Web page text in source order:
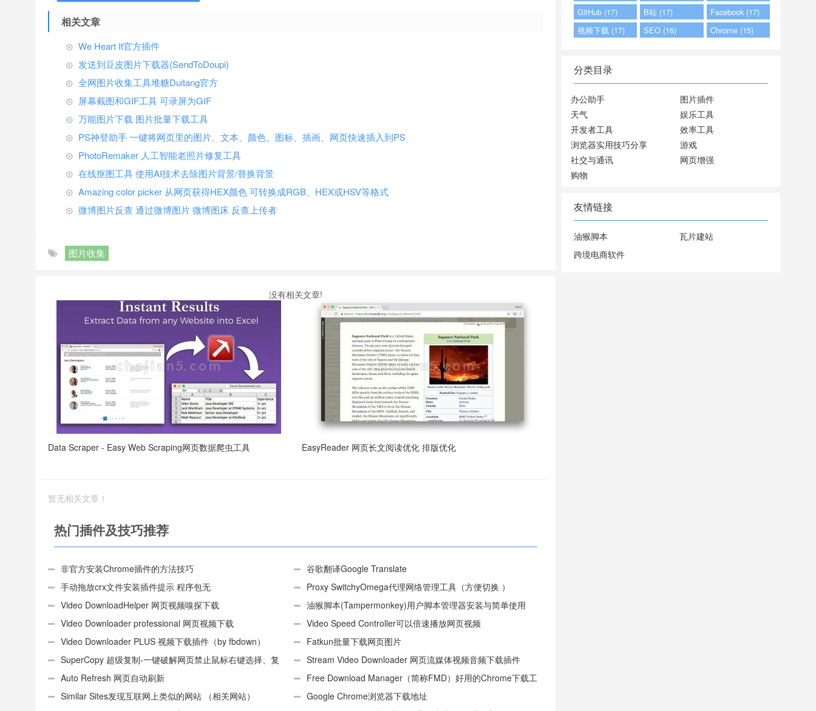
相关文章
We Heart It官方插件
发送到豆皮图片下载器(SendToDoupi)
全网图片收集工具堆糖Duitang官方
屏幕截图和GIF工具 可录屏为GIF
万能图片下载 图片批量下载工具
PS神登助手 一键将网页里的图片、文本、颜色、图标、插画、网页快速插入到PS
PhotoRemaker 人工智能老照片修复工具
在线抠图工具 使用AI技术去除图片背景/替换背景
Amazing color picker 从网页获得HEX颜色 可转换成RGB、HEX或HSV等格式
微博图片反查 通过微博图片 微博图床 反查上传者
图片收集
没有相关文章!
Data Scraper - Easy Web Scraping网页数据爬虫工具 EasyReader 网页长文阅读优化 排版优化
暂无相关文章！
热门插件及技巧推荐
非官方安装Chrome插件的方法技巧
谷歌翻译Google Translate
手动拖放crx文件安装插件提示 程序包无
效:“CEX_HEADER_INVALID”的解决办法
Proxy SwitchyOmega代理网络管理工具（方便切换 ）
Video DownloadHelper 网页视频嗅探下载
油猴脚本(Tampermonkey)用户脚本管理器安装与简单使用
（适用Android）
Video Downloader professional 网页视频下载
Video Speed Controller可以倍速播放网页视频
Video Downloader PLUS 视频下载插件（by fbdown）
Fatkun批量下载网页图片
SuperCopy 超级复制-一键破解网页禁止鼠标右键选择、复
制
Stream Video Downloader 网页流媒体视频音频下载插件
Auto Refresh 网页自动刷新
Free Download Manager（简称FMD）好用的Chrome下载工
具插件
Similar Sites发现互联网上类似的网站 （相关网站）
Google Chrome浏览器下载地址
GitHub (17)
B站 (17)
Facebook (17)
视频下载 (17)
SEO (16) Chrome (15)
分类目录
办公助手
图片插件
天气
娱乐工具
开发者工具
效率工具
浏览器实用技巧分享
游戏
社交与通讯
网页增强
购物
友情链接
油猴脚本
瓦片建站
跨境电商软件